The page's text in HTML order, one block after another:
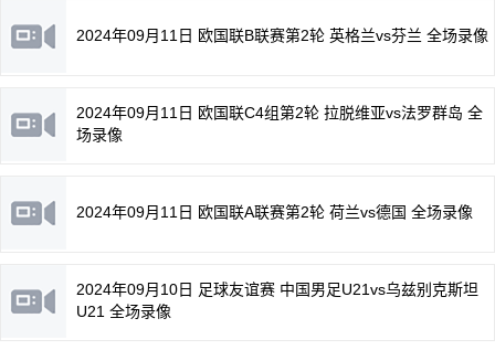
2024年09月11日 欧国联B联赛第2轮 英格兰vs芬兰 全场录像
2024年09月11日 欧国联C4组第2轮 拉脱维亚vs法罗群岛 全
场录像
2024年09月11日 欧国联A联赛第2轮 荷兰vs德国 全场录像
2024年09月10日 足球友谊赛 中国男足U21vs乌兹别克斯坦
U21 全场录像